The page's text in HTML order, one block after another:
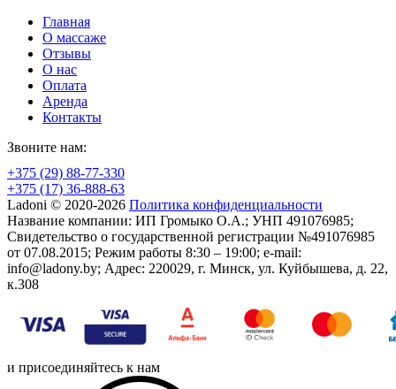
Главная
О массаже
Отзывы
О нас
Оплата
Аренда
Контакты
Звоните нам:
+375 (29) 88-77-330
+375 (17) 36-888-63
Ladoni © 2020-2026 Политика конфиденциальности
Название компании: ИП Громыко О.А.; УНП 491076985;
Свидетельство о государственной регистрации №491076985
от 07.08.2015; Режим работы 8:30 – 19:00; e-mail:
info@ladony.by; Адрес: 220029, г. Минск, ул. Куйбышева, д. 22,
к.308
и присоединяйтесь к нам